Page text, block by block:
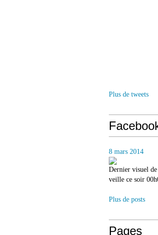
Plus de tweets
8 mars 2014
Dernier visuel
veille ce soir
Plus de posts
Pages